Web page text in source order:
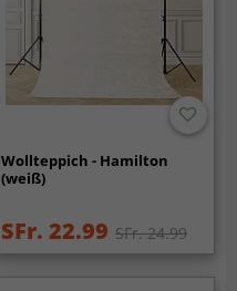
Wollteppich - Hamilton
(weiß)
SFr. 22.99 SFr. 24.99